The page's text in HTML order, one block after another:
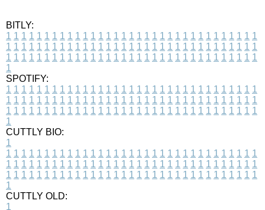
BITLY:
1 1 1 1 1 1 1 1 1 1 1 1 1 1 1 1 1 1 1 1 1 1 1 1 1 1 1 1 1 1 1 1 1
1 1 1 1 1 1 1 1 1 1 1 1 1 1 1 1 1 1 1 1 1 1 1 1 1 1 1 1 1 1 1 1 1
1 1 1 1 1 1 1 1 1 1 1 1 1 1 1 1 1 1 1 1 1 1 1 1 1 1 1 1 1 1 1 1 1
1
SPOTIFY:
1 1 1 1 1 1 1 1 1 1 1 1 1 1 1 1 1 1 1 1 1 1 1 1 1 1 1 1 1 1 1 1 1
1 1 1 1 1 1 1 1 1 1 1 1 1 1 1 1 1 1 1 1 1 1 1 1 1 1 1 1 1 1 1 1 1
1 1 1 1 1 1 1 1 1 1 1 1 1 1 1 1 1 1 1 1 1 1 1 1 1 1 1 1 1 1 1 1 1
1
CUTTLY BIO:
1
1 1 1 1 1 1 1 1 1 1 1 1 1 1 1 1 1 1 1 1 1 1 1 1 1 1 1 1 1 1 1 1 1
1 1 1 1 1 1 1 1 1 1 1 1 1 1 1 1 1 1 1 1 1 1 1 1 1 1 1 1 1 1 1 1 1
1 1 1 1 1 1 1 1 1 1 1 1 1 1 1 1 1 1 1 1 1 1 1 1 1 1 1 1 1 1 1 1 1
1
CUTTLY OLD:
1